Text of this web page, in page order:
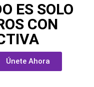
ES SOLO
CON
Únete Ahora